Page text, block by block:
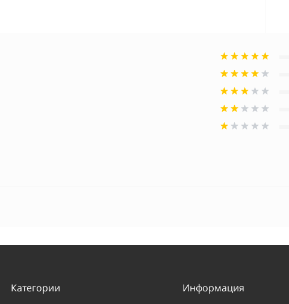
Категории Информация